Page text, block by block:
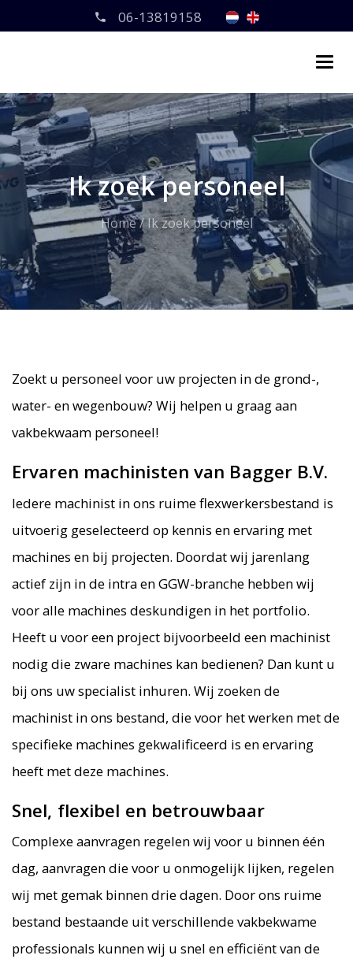
06-13819158
Ik zoek personeel
Home/Ik zoek personeel
Zoekt u personeel voor uw projecten in de grond-,
water- en wegenbouw? Wij helpen u graag aan
vakbekwaam personeel!
Ervaren machinisten van Bagger B.V.
Iedere machinist in ons ruime flexwerkersbestand is
uitvoerig geselecteerd op kennis en ervaring met
machines en bij projecten. Doordat wij jarenlang
actief zijn in de intra en GGW-branche hebben wij
voor alle machines deskundigen in het portfolio.
Heeft u voor een project bijvoorbeeld een machinist
nodig die zware machines kan bedienen? Dan kunt u
bij ons uw specialist inhuren. Wij zoeken de
machinist in ons bestand, die voor het werken met de
specifieke machines gekwalificeerd is en ervaring
heeft met deze machines.
Snel, flexibel en betrouwbaar
Complexe aanvragen regelen wij voor u binnen één
dag, aanvragen die voor u onmogelijk lijken, regelen
wij met gemak binnen drie dagen. Door ons ruime
bestand bestaande uit verschillende vakbekwame
professionals kunnen wij u snel en efficiënt van de